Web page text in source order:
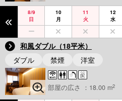
8/9
日
10
月
11
火
12
水
和風ダブル（18平米）
ダブル
禁煙 洋室
部屋の広さ ：18.00 m2